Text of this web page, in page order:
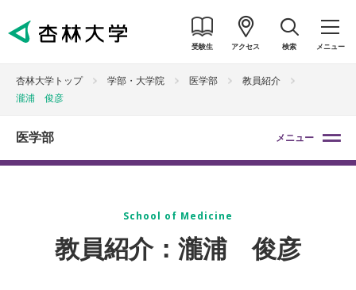
受験生 アクセス 検索 メニュー
杏林大学トップ 学部・大学院 医学部
教員紹介
瀧浦 俊彦
医学部 メニュー
School of Medicine
教員紹介：瀧浦 俊彦